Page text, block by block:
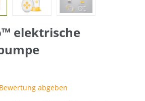
elektrische
von 0 von 5 Sternen
Bewertung abgeben